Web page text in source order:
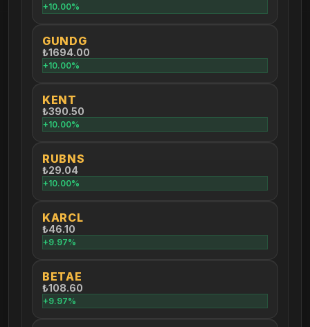
+10.00%
GUNDG
₺1694.00
+10.00%
KENT
₺390.50
+10.00%
RUBNS
₺29.04
+10.00%
KARCL
₺46.10
+9.97%
BETAE
₺108.60
+9.97%